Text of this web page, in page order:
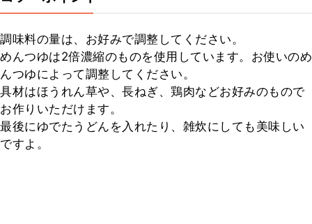
調味料の量は、お好みで調整してください。
めんつゆは2倍濃縮のものを使用しています。お使いのめ
んつゆによって調整してください。
具材はほうれん草や、長ねぎ、鶏肉などお好みのもので
お作りいただけます。
最後にゆでたうどんを入れたり、雑炊にしても美味しい
ですよ。